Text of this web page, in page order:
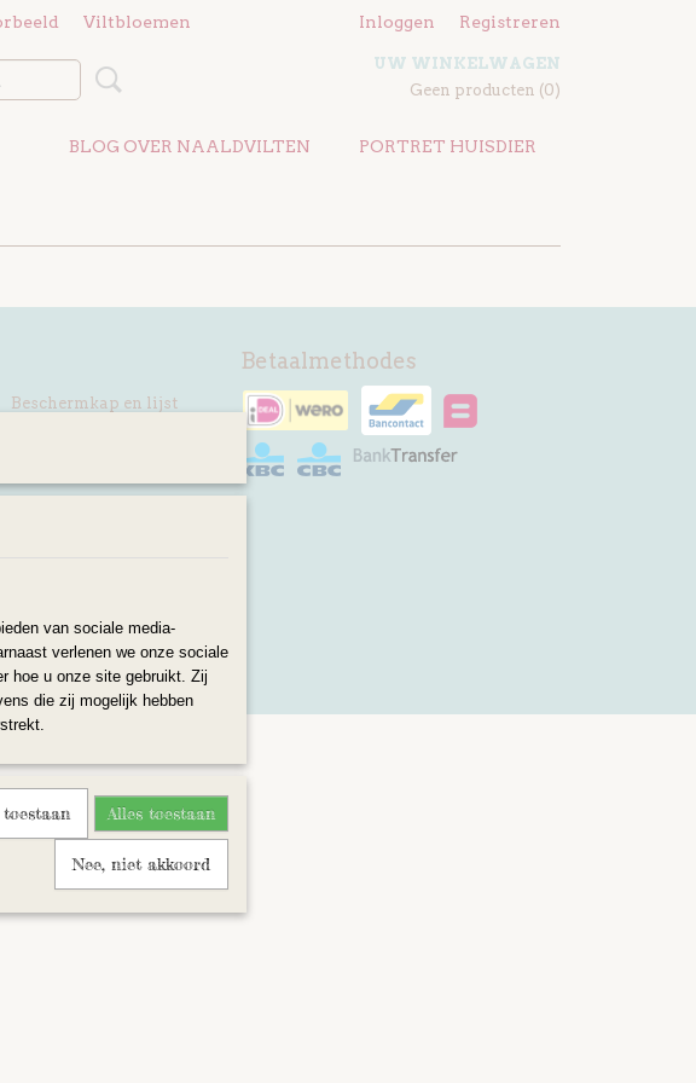
Viltbloemen Inloggen Registreren
UW WINKELWAGEN
Geen producten (0)
PORTRET HUISDIER
BLOG OVER NAALDVILTEN
Beschermkap en lijst
Betaalmethodes
van sociale media-
verlenen we onze sociale
hoe u onze site gebruikt. Zij
die zij mogelijk hebben
Alles toestaan
Nee, niet akkoord